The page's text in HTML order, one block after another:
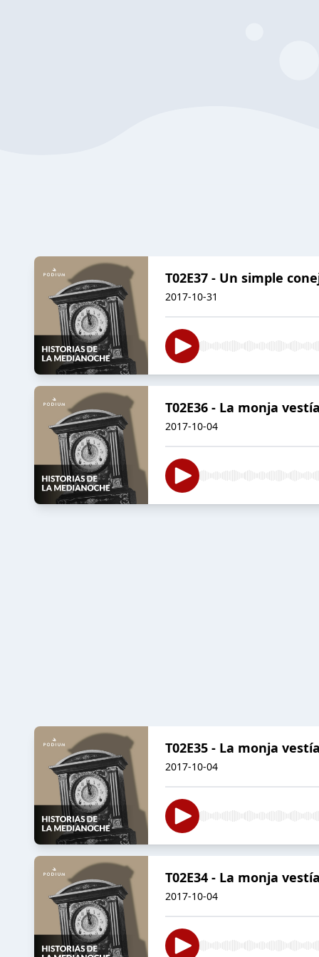
T02E37 - Un simple
2017-10-31
T02E36 - La monja
2017-10-04
T02E35 - La monja
2017-10-04
T02E34 - La monja
2017-10-04